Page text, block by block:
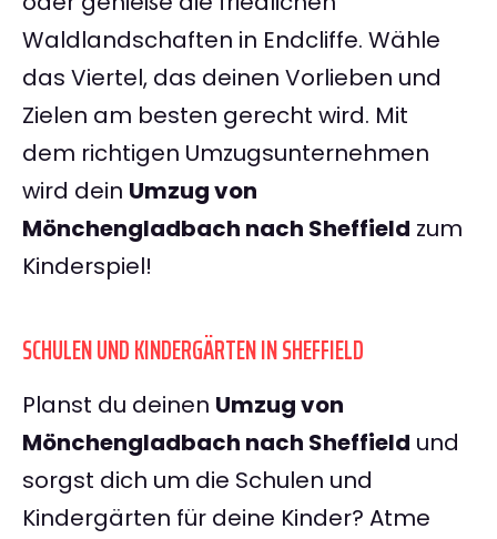
Waldlandschaften in Endcliffe. Wähle
das Viertel, das deinen Vorlieben und
Zielen am besten gerecht wird. Mit
dem richtigen Umzugsunternehmen
wird dein Umzug von
Mönchengladbach nach Sheffield zum
Kinderspiel!
SCHULEN UND KINDERGÄRTEN IN SHEFFIELD
Planst du deinen Umzug von
Mönchengladbach nach Sheffield und
sorgst dich um die Schulen und
Kindergärten für deine Kinder? Atme